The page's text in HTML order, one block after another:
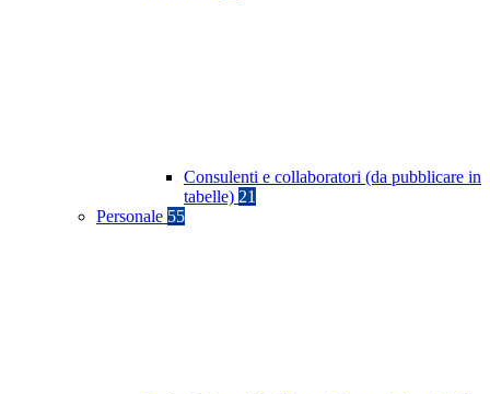
Consulenti e collaboratori (da pubblicare in
tabelle) 21
Personale 55